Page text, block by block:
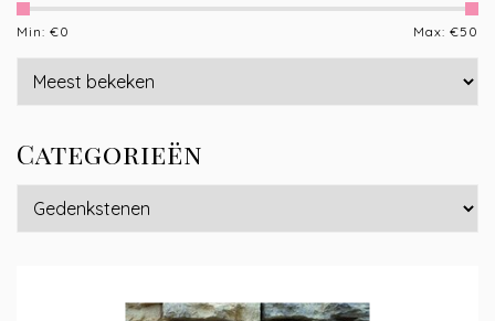
Min: €0 Max: €50
Categorieën